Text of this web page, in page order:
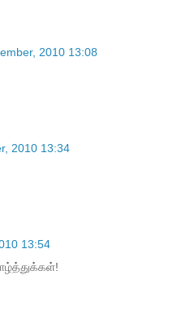
2010 13:08
2010 13:34
13:54